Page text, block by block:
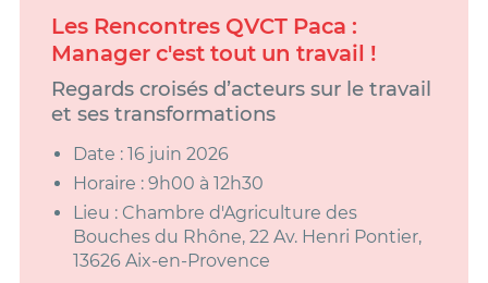
Les Rencontres QVCT Paca :
Manager c'est tout un travail !
Regards croisés d’acteurs sur le travail
et ses transformations
Date : 16 juin 2026
Horaire : 9h00 à 12h30
Lieu : Chambre d'Agriculture des
Bouches du Rhône, 22 Av. Henri Pontier,
13626 Aix-en-Provence